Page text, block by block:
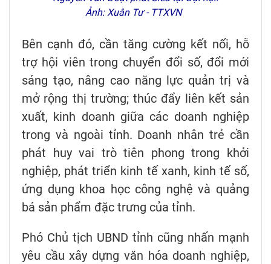
Ảnh: Xuân Tư - TTXVN
Bên cạnh đó, cần tăng cường kết nối, hỗ
trợ hội viên trong chuyển đổi số, đổi mới
sáng tạo, nâng cao năng lực quản trị và
mở rộng thị trường; thúc đẩy liên kết sản
xuất, kinh doanh giữa các doanh nghiệp
trong và ngoài tỉnh. Doanh nhân trẻ cần
phát huy vai trò tiên phong trong khởi
nghiệp, phát triển kinh tế xanh, kinh tế số,
ứng dụng khoa học công nghệ và quảng
bá sản phẩm đặc trưng của tỉnh.
Phó Chủ tịch UBND tỉnh cũng nhấn mạnh
yêu cầu xây dựng văn hóa doanh nghiệp,